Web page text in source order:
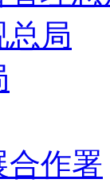
总局
合作署